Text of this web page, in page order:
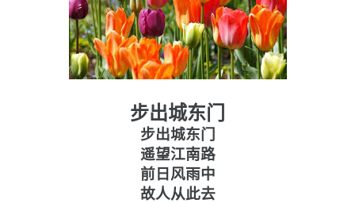
步出城东门
步出城东门
遥望江南路
前日风雨中
故人从此去